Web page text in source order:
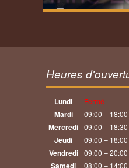
Heures
Lundi Fermé
Mardi 09:00 – 18:00
Mercredi 09:00 – 18:30
Jeudi 09:00 – 18:00
Vendredi 09:00 – 20:00
Samedi 08:00 – 14:00